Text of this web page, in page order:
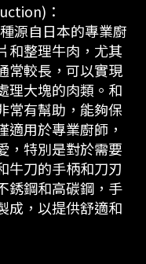
：
源自日本的專業廚
和整理牛肉，尤其
常較長，可以實現
理大塊的肉類。和
常有幫助，能夠保
用於專業廚師，
，特別是對於需要
牛刀的手柄和刀刃
銹鋼和高碳鋼，手
成，以提供舒適和